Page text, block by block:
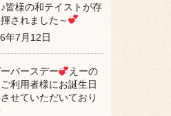
皆様の和テイストが存
されました～
年7月12日
バースデー
えーの
利用者様にお誕生日
せていただいており